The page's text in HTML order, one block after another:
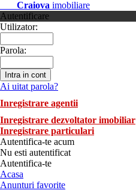
Craiova imobiliare
Autentificare
Utilizator:
Parola:
Ai uitat parola?
Inregistrare agentii
Inregistrare dezvoltator imobiliar
Inregistrare particulari
Autentifica-te acum
Nu esti autentificat
Autentifica-te
Acasa
Anunturi favorite